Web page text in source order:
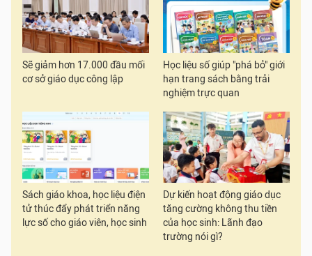
Sẽ giảm hơn 17.000 đầu mối
cơ sở giáo dục công lập
Học liệu số giúp "phá bỏ" giới
hạn trang sách bằng trải
nghiệm trực quan
Sách giáo khoa, học liệu điện
tử thúc đẩy phát triển năng
lực số cho giáo viên, học sinh
Dự kiến hoạt động giáo dục
tăng cường không thu tiền
của học sinh: Lãnh đạo
trường nói gì?